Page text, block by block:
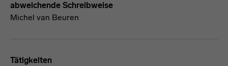
abweichende Schreibweise
Michel van Beuren
Tätigkeiten